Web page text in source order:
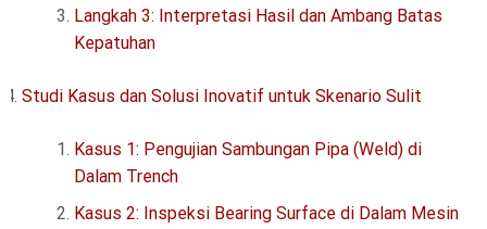
Langkah 3: Interpretasi Hasil dan Ambang Batas
Kepatuhan
Studi Kasus dan Solusi Inovatif untuk Skenario Sulit
Kasus 1: Pengujian Sambungan Pipa (Weld) di
Dalam Trench
Kasus 2: Inspeksi Bearing Surface di Dalam Mesin